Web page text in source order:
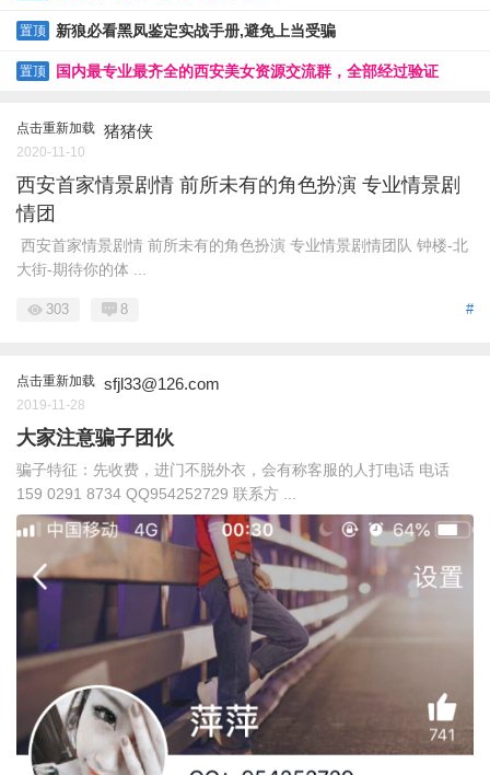
置顶 新狼必看黑凤鉴定实战手册,避免上当受骗
置顶 国内最专业最齐全的西安美女资源交流群，全部经过验证
点击重新加载 猪猪侠
2020-11-10
西安首家情景剧情 前所未有的角色扮演 专业情景剧
情团
️ 西安首家情景剧情 前所未有的角色扮演 专业情景剧情团队 钟楼-北
大街-期待你的体 ...
#
303 8
点击重新加载 sfjl33@126.com
2019-11-28
大家注意骗子团伙
骗子特征：先收费，进门不脱外衣，会有称客服的人打电话 电话
159 0291 8734 QQ954252729 联系方 ...